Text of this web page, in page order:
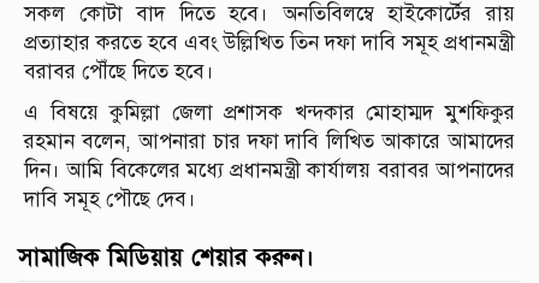
সকল কোটা বাদ দিতে হবে। অনতিবিলম্বে হাইকোর্টের রায়
প্রত্যাহার করতে হবে এবং উল্লিখিত তিন দফা দাবি সমূহ প্রধানমন্ত্রী
বরাবর পৌঁছে দিতে হবে।
এ বিষয়ে কুমিল্লা জেলা প্রশাসক খন্দকার মোহাম্মদ মুশফিকুর
রহমান বলেন, আপনারা চার দফা দাবি লিখিত আকারে আমাদের
দিন। আমি বিকেলের মধ্যে প্রধানমন্ত্রী কার্যালয় বরাবর আপনাদের
দাবি সমূহ পৌছে দেব।
সামাজিক মিডিয়ায় শেয়ার করুন।